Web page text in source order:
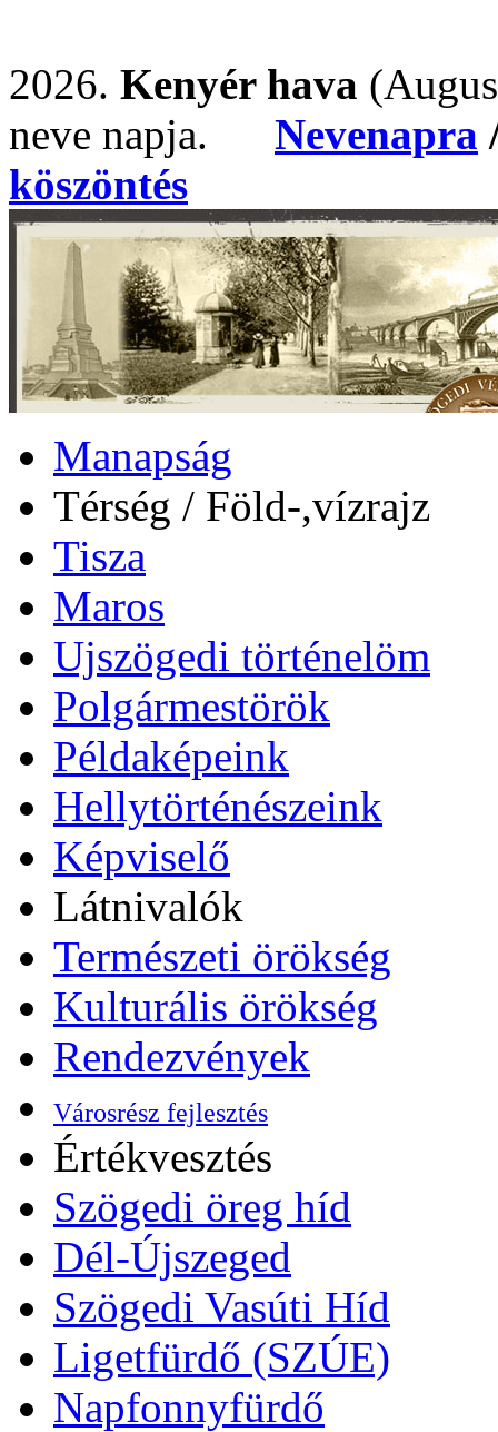
2026. Kenyér hava
neve napja. Nevenapra
köszöntés
Manapság
Térség / Föld-,vízrajz
Tisza
Maros
Ujszögedi történelöm
Polgármestörök
Példaképeink
Hellytörténészeink
Képviselő
Látnivalók
Természeti örökség
Kulturális örökség
Rendezvények
Városrész fejlesztés
Értékvesztés
Szögedi öreg híd
Dél-Újszeged
Szögedi Vasúti Híd
Ligetfürdő (SZÚE)
Napfonnyfürdő